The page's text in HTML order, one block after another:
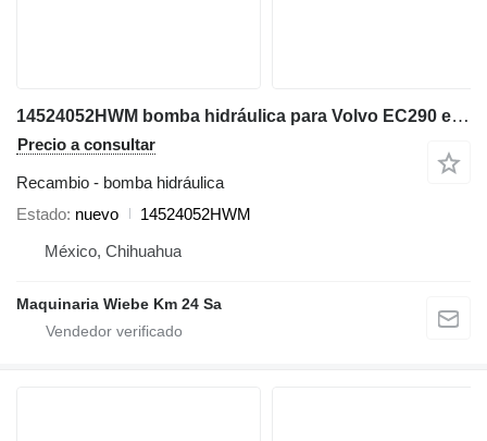
14524052HWM bomba hidráulica para Volvo EC290 excavadora
Precio a consultar
Recambio - bomba hidráulica
Estado nuevo
14524052HWM
México, Chihuahua
Maquinaria Wiebe Km 24 Sa